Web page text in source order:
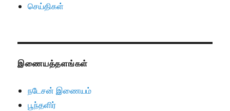
செய்திகள்
இணையத்தளங்கள்
நடேசன் இணையம்
பூந்தளிர்